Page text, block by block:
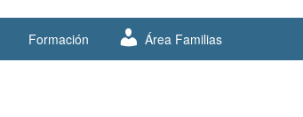
Formación Área Familias